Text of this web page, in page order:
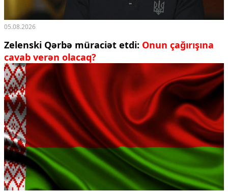
05.08.2026
Zelenski Qərbə müraciət etdi: Onun çağırışına
cavab verən olacaq?